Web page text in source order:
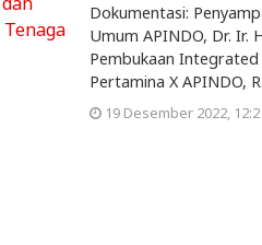
Dokumentasi:
Umum APINDO, Dr. Ir.
Pembukaan
Pertamina X APINDO,
19 Desember 2022,